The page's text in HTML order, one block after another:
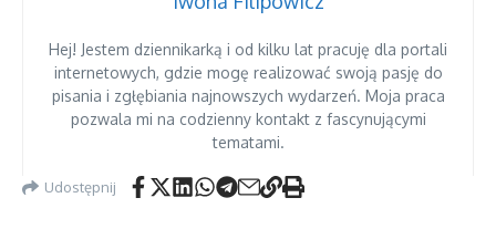
Hej! Jestem dziennikarką i od kilku lat pracuję dla portali
internetowych, gdzie mogę realizować swoją pasję do
pisania i zgłębiania najnowszych wydarzeń. Moja praca
pozwala mi na codzienny kontakt z fascynującymi
tematami.
Udostępnij